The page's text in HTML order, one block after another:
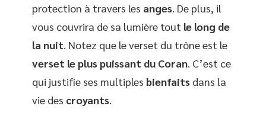
protection à travers les anges. De plus, il
vous couvrira de sa lumière tout le long de
la nuit. Notez que le verset du trône est le
verset le plus puissant du Coran. C’est ce
qui justifie ses multiples bienfaits dans la
vie des croyants.